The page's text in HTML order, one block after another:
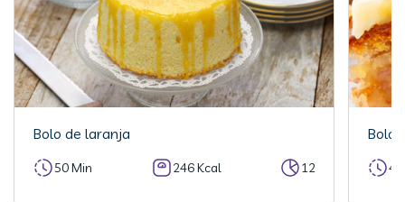
Bolo de laranja
50 Min 246 Kcal 12
Bolo